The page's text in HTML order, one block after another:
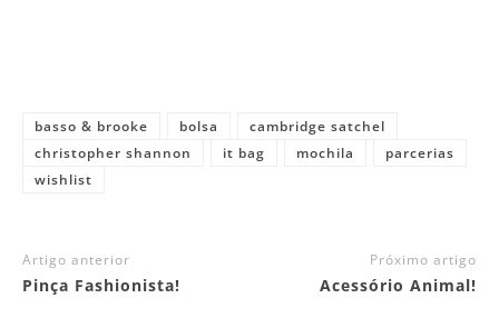
basso & brooke bolsa
cambridge satchel
christopher shannon
it bag mochila
parcerias
wishlist
Artigo anterior
Pinça Fashionista!
Próximo artigo
Acessório Animal!